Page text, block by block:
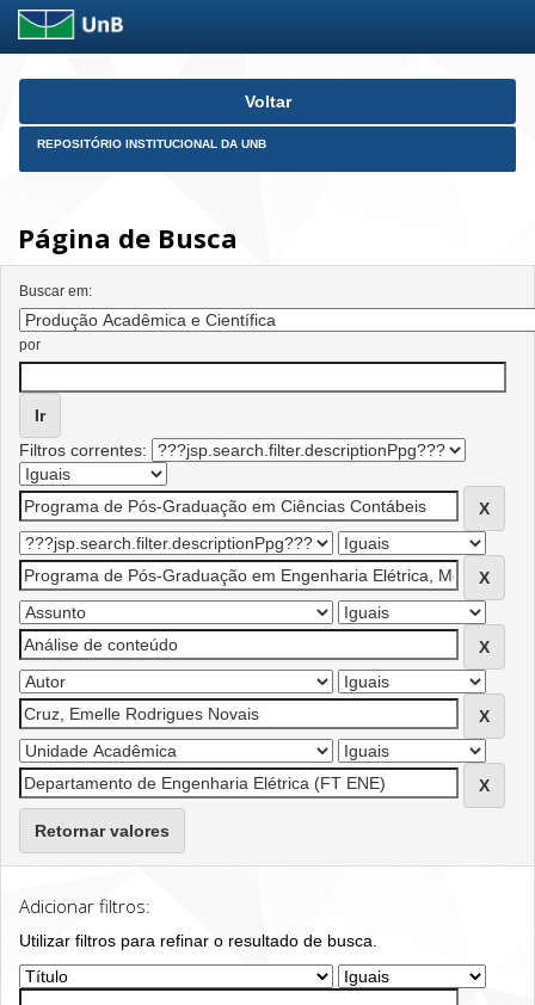
Skip
Voltar
REPOSITÓRIO INSTITUCIONAL DA UNB
Página de Busca
Buscar em:
por
Filtros correntes:
Retornar valores
Adicionar filtros:
Utilizar filtros para refinar o resultado de busca.